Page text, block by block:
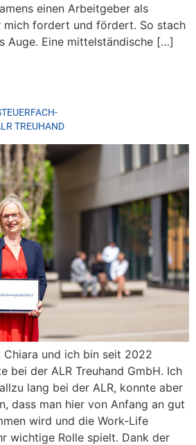
einen Arbeitgeber als
mich fordert und fördert. So stach
Auge. Eine mittelständische […]
TREUHAND
Chiara und ich bin seit 2022
bei der ALR Treuhand GmbH. Ich
lang bei der ALR, konnte aber
dass man hier von Anfang an gut
wird und die Work-Life
wichtige Rolle spielt. Dank der